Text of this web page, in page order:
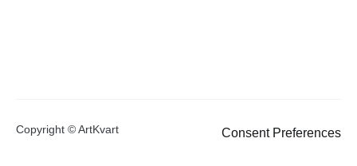
Copyright © ArtKvart Consent Preferences